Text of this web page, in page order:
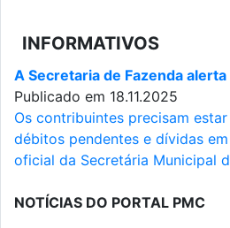
INFORMATIVOS
A Secretaria de Fazenda
Publicado em 18.11.2025
Os contribuintes precisam
débitos pendentes e dívidas
oficial da Secretária Municipal
NOTÍCIAS DO PORTAL PMC